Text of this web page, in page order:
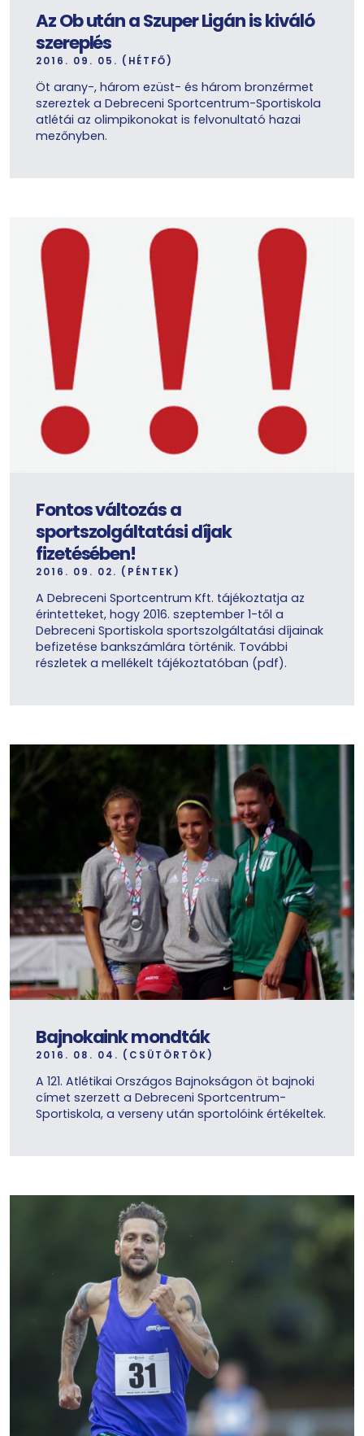
Az Ob után a Szuper Ligán is kiváló
szereplés
2016. 09. 05. (HÉTFŐ)
Öt arany-, három ezüst- és három bronzérmet
szereztek a Debreceni Sportcentrum-Sportiskola
atlétái az olimpikonokat is felvonultató hazai
mezőnyben.
Fontos változás a
sportszolgáltatási díjak
fizetésében!
2016. 09. 02. (PÉNTEK)
A Debreceni Sportcentrum Kft. tájékoztatja az
érintetteket, hogy 2016. szeptember 1-től a
Debreceni Sportiskola sportszolgáltatási díjainak
befizetése bankszámlára történik. További
részletek a mellékelt tájékoztatóban (pdf).
Bajnokaink mondták
2016. 08. 04. (CSÜTÖRTÖK)
A 121. Atlétikai Országos Bajnokságon öt bajnoki
címet szerzett a Debreceni Sportcentrum-
Sportiskola, a verseny után sportolóink értékeltek.